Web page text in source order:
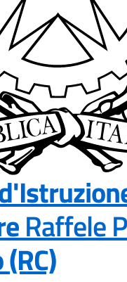
Raffele
—